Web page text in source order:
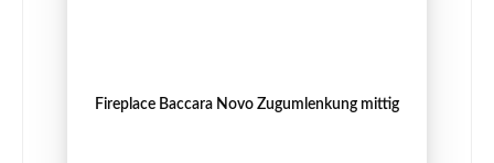
Fireplace Baccara Novo Zugumlenkung mittig